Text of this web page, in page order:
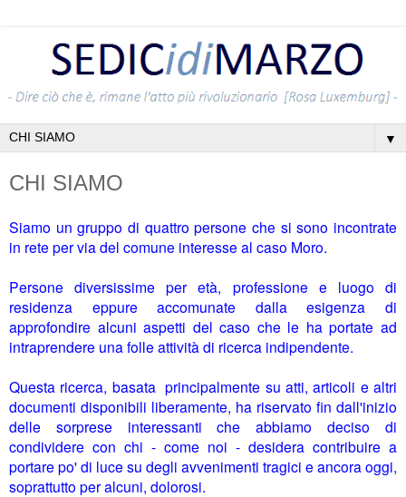
▼
CHI SIAMO
Siamo un gruppo di quattro persone che si sono incontrate
in rete per via del comune interesse al caso Moro.
Persone diversissime per età, professione e luogo di
residenza eppure accomunate dalla esigenza di
approfondire alcuni aspetti del caso che le ha portate ad
intraprendere una folle attività di ricerca indipendente.
Questa ricerca, basata principalmente su atti, articoli e altri
documenti disponibili liberamente, ha riservato fin dall'inizio
delle sorprese interessanti che abbiamo deciso di
condividere con chi - come noi - desidera contribuire a
portare po' di luce su degli avvenimenti tragici e ancora oggi,
soprattutto per alcuni, dolorosi.